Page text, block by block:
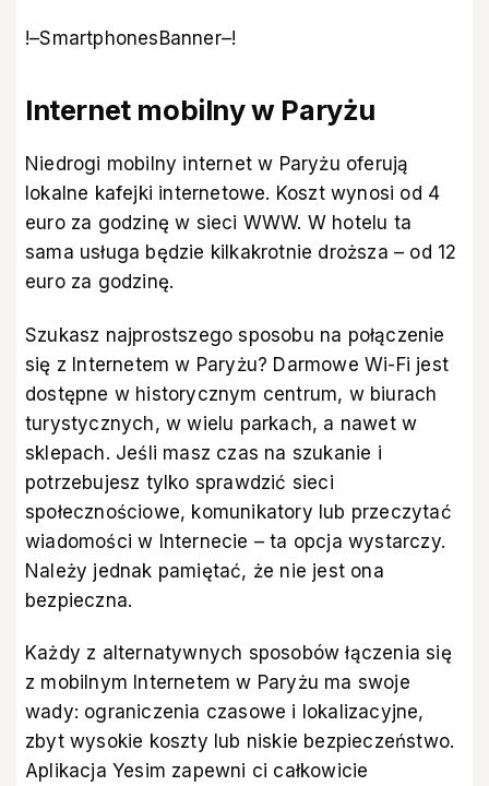
!–SmartphonesBanner–!
Internet mobilny w Paryżu
Niedrogi mobilny internet w Paryżu oferują
lokalne kafejki internetowe. Koszt wynosi od 4
euro za godzinę w sieci WWW. W hotelu ta
sama usługa będzie kilkakrotnie droższa – od 12
euro za godzinę.
Szukasz najprostszego sposobu na połączenie
się z Internetem w Paryżu? Darmowe Wi-Fi jest
dostępne w historycznym centrum, w biurach
turystycznych, w wielu parkach, a nawet w
sklepach. Jeśli masz czas na szukanie i
potrzebujesz tylko sprawdzić sieci
społecznościowe, komunikatory lub przeczytać
wiadomości w Internecie – ta opcja wystarczy.
Należy jednak pamiętać, że nie jest ona
bezpieczna.
Każdy z alternatywnych sposobów łączenia się
z mobilnym Internetem w Paryżu ma swoje
wady: ograniczenia czasowe i lokalizacyjne,
zbyt wysokie koszty lub niskie bezpieczeństwo.
Aplikacja Yesim zapewni ci całkowicie